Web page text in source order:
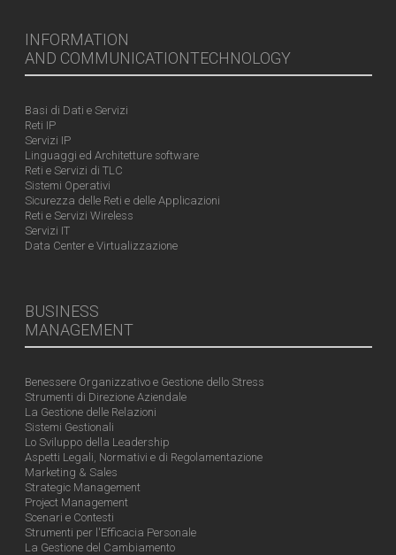
INFORMATION
AND COMMUNICATIONTECHNOLOGY
Basi di Dati e Servizi
Reti IP
Servizi IP
Linguaggi ed Architetture software
Reti e Servizi di TLC
Sistemi Operativi
Sicurezza delle Reti e delle Applicazioni
Reti e Servizi Wireless
Servizi IT
Data Center e Virtualizzazione
BUSINESS
MANAGEMENT
Benessere Organizzativo e Gestione dello Stress
Strumenti di Direzione Aziendale
La Gestione delle Relazioni
Sistemi Gestionali
Lo Sviluppo della Leadership
Aspetti Legali, Normativi e di Regolamentazione
Marketing & Sales
Strategic Management
Project Management
Scenari e Contesti
Strumenti per l'Efficacia Personale
La Gestione del Cambiamento